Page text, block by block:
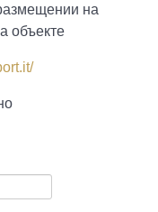
на
объекте